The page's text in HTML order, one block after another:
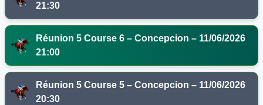
21:30
Réunion 5 Course 6 – Concepcion – 11/06/2026
21:00
Réunion 5 Course 5 – Concepcion – 11/06/2026
20:30